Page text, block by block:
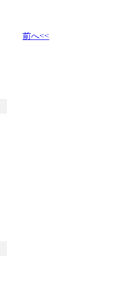
前へ<<